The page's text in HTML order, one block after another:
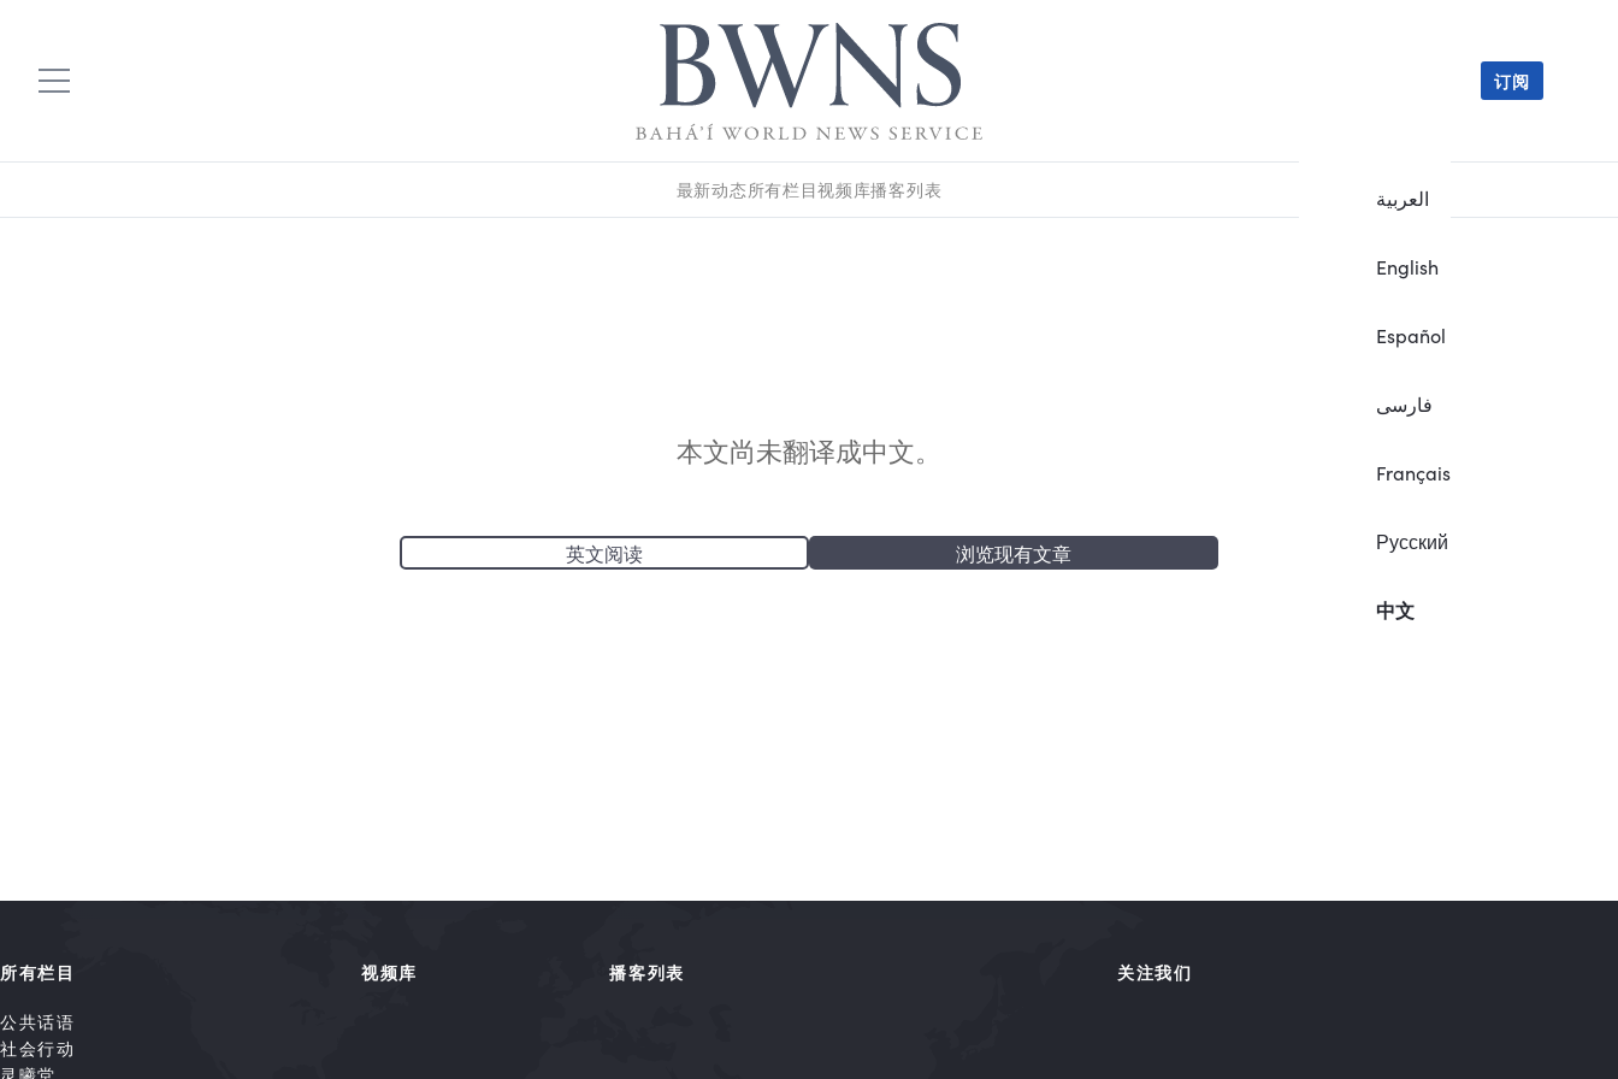
العربية
English
Español
فارسی
Français
Русский
中文
订阅
最新动态所有栏目视频库播客列表
本文尚未翻译成中文。
英文阅读 浏览现有文章
所有栏目
公共话语
社会行动
灵曦堂
视频库 播客列表 关注我们